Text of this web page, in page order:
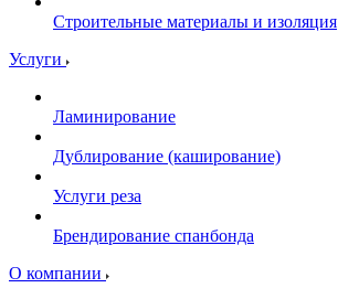
Строительные материалы и изоляция
Услуги
Ламинирование
Дублирование (каширование)
Услуги реза
Брендирование спанбонда
О компании